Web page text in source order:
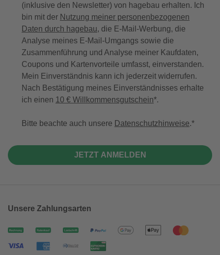
(inklusive den Newsletter) von hagebau erhalten. Ich
bin mit der Nutzung meiner personenbezogenen
Daten durch hagebau, die E-Mail-Werbung, die
Analyse meines E-Mail-Umgangs sowie die
Zusammenführung und Analyse meiner Kaufdaten,
Coupons und Kartenvorteile umfasst, einverstanden.
Mein Einverständnis kann ich jederzeit widerrufen.
Nach Bestätigung meines Einverständnisses erhalte
ich einen 10 € Willkommensgutschein*.
Bitte beachte auch unsere Datenschutzhinweise.
JETZT ANMELDEN
Unsere Zahlungsarten